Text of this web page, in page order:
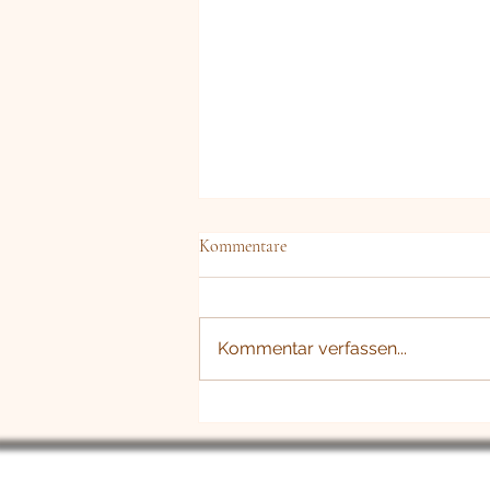
Legende - Kurzgeschichte
Kommentare
Kommentar verfassen...